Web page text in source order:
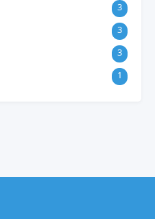
3
3
3
1